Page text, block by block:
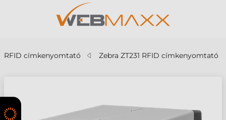
RFID címkenyomtató Zebra ZT231 RFID címkenyomtató